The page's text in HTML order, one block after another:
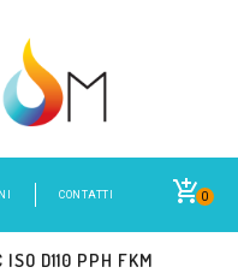
0
CONTATTI
D110 PPH FKM